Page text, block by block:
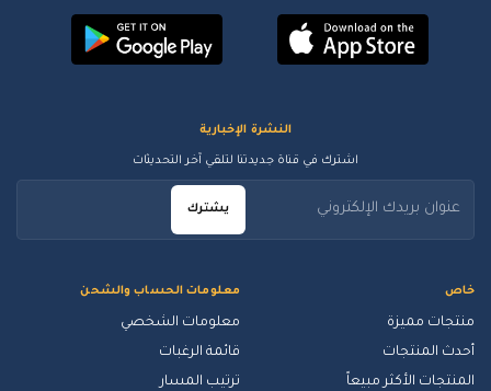
خاص
منتجات مميزة
أحدث المنتجات
المنتجات الأكثر مبيعاً
معلومات الحساب والشحن
معلومات الشخصي
قائمة الرغبات
ترتيب المسار
النشرة الإخبارية
اشترك في قناة جديدتنا لتلقي آخر التحديثات
يشترك